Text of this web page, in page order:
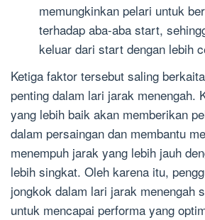
memungkinkan pelari untuk
terhadap aba-aba start,
keluar dari start dengan lebih
Ketiga faktor tersebut saling
penting dalam lari jarak menengah.
yang lebih baik akan memberikan
dalam persaingan dan membantu
menempuh jarak yang lebih jauh
lebih singkat. Oleh karena itu,
jongkok dalam lari jarak menengah
untuk mencapai performa yang